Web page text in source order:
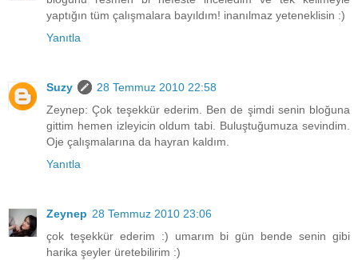
yaptığın tüm çalışmalara bayıldım! inanılmaz yeteneklisin :)
Yanıtla
Suzy
28 Temmuz 2010 22:58
Zeynep: Çok teşekkür ederim. Ben de şimdi senin bloğuna
gittim hemen izleyicin oldum tabi. Buluştuğumuza sevindim.
Oje çalışmalarına da hayran kaldım.
Yanıtla
Zeynep 28 Temmuz 2010 23:06
çok teşekkür ederim :) umarım bi gün bende senin gibi
harika şeyler üretebilirim :)